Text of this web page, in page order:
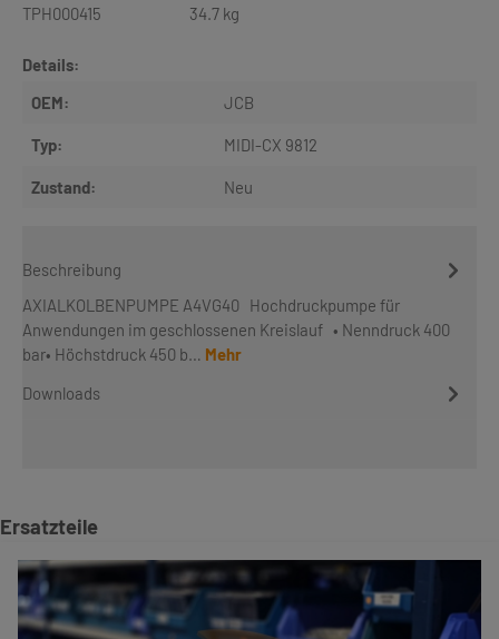
TPH000415 34.7 kg
Details:
OEM:
JCB
Typ: MIDI-CX 9812
Zustand: Neu
Beschreibung
AXIALKOLBENPUMPE A4VG40 Hochdruckpumpe für
Anwendungen im geschlossenen Kreislauf • Nenndruck 400
bar• Höchstdruck 450 b… Mehr
Downloads
Produktgalerie überspringen
Ersatzteile